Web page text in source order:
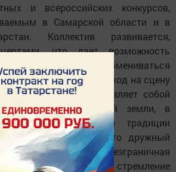
и всероссийских конкурсов,
в Самарской области и в
Коллектив развивается,
что дает возможность
с жителями сел, обмениваться
Поистине, каждый выход на сцену
ансамбля представляет собой
карточку клявлинской земли, в
самобытность и традиции
Стоит отметить, что дружный
объединяет безграничная
песням, а главное - стремление